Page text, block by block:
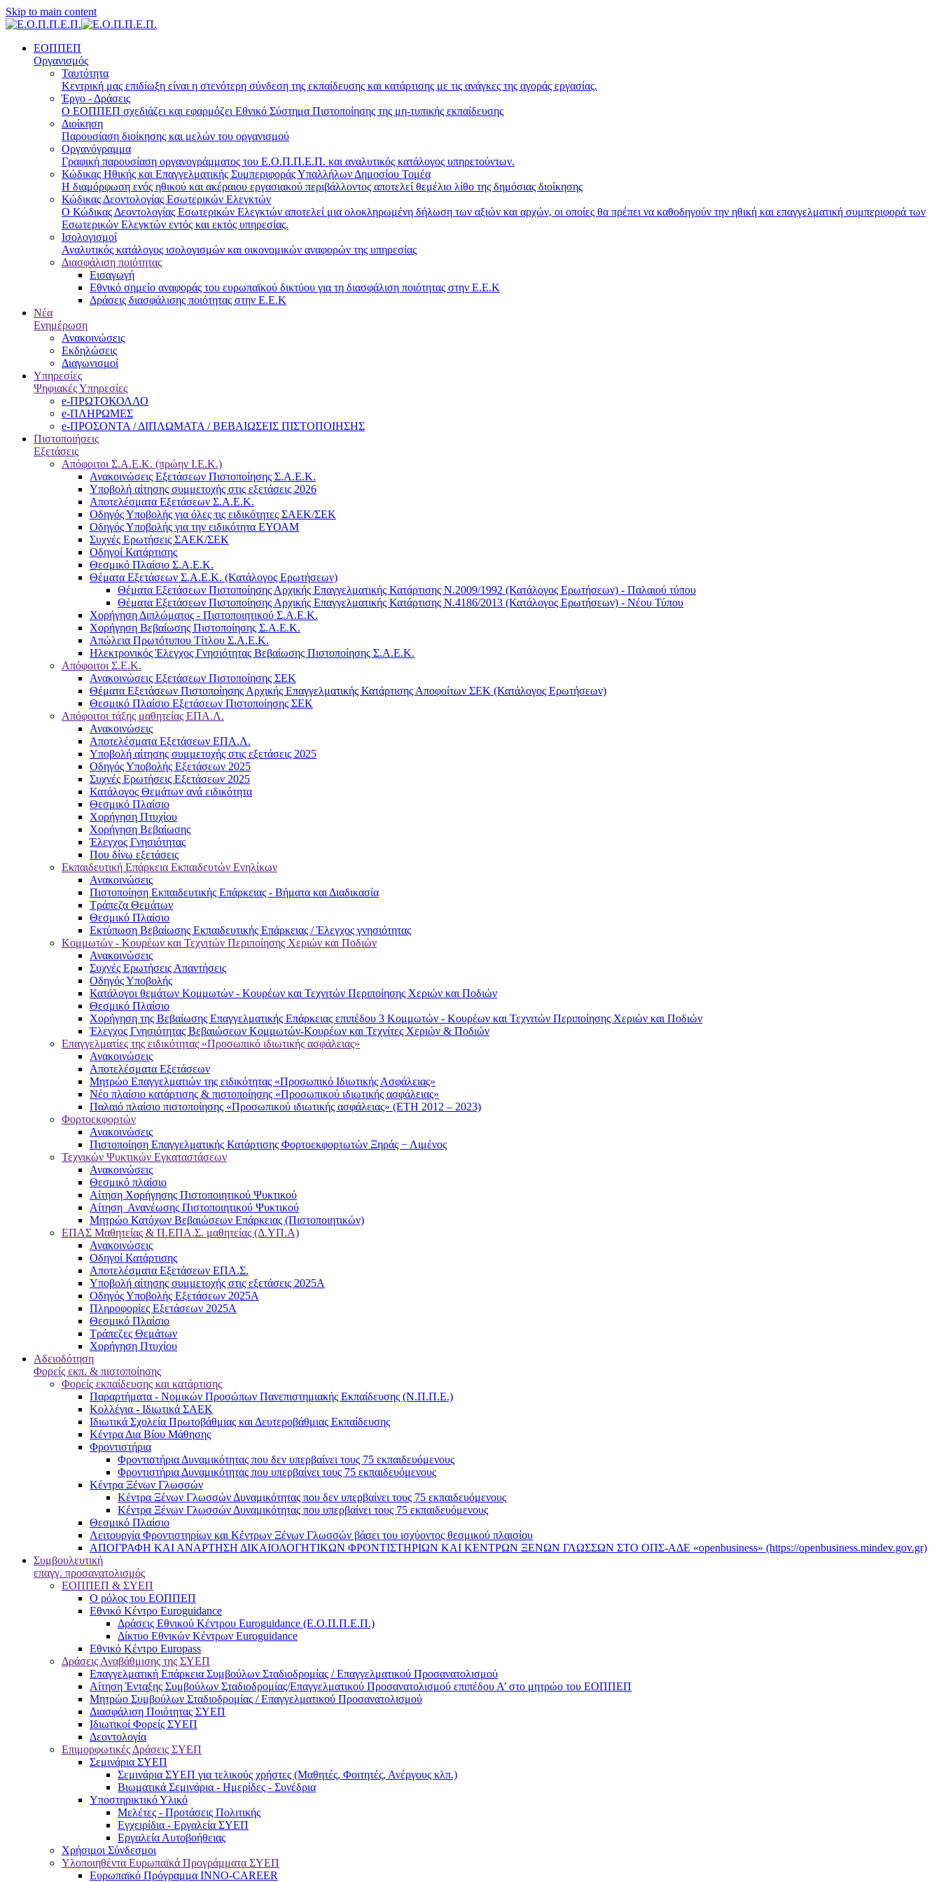
Skip to main content
ΕΟΠΠΕΠ
Οργανισμός
Ταυτότητα
Κεντρική μας επιδίωξη είναι η στενότερη σύνδεση της εκπαίδευσης και κατάρτισης με τις ανάγκες της αγοράς εργασίας.
Έργο - Δράσεις
Ο ΕΟΠΠΕΠ σχεδιάζει και εφαρμόζει Eθνικό Σύστημα Πιστοποίησης της μη-τυπικής εκπαίδευσης
Διοίκηση
Παρουσίαση διοίκησης και μελών του οργανισμού
Οργανόγραμμα
Γραφική παρουσίαση οργανογράμματος του Ε.Ο.Π.Π.Ε.Π. και αναλυτικός κατάλογος υπηρετούντων.
Κώδικας Ηθικής και Επαγγελματικής Συμπεριφοράς Υπαλλήλων Δημοσίου Τομέα
Η διαμόρφωση ενός ηθικού και ακέραιου εργασιακού περιβάλλοντος αποτελεί θεμέλιο λίθο της δημόσιας διοίκησης
Κώδικας Δεοντολογίας Εσωτερικών Ελεγκτών
Ο Κώδικας Δεοντολογίας Εσωτερικών Ελεγκτών αποτελεί μια ολοκληρωμένη δήλωση των αξιών και αρχών, οι οποίες θα πρέπει να καθοδηγούν την ηθική και επαγγελματική συμπεριφορά των
Εσωτερικών Ελεγκτών εντός και εκτός υπηρεσίας.
Ισολογισμοί
Αναλυτικός κατάλογος ισολογισμών και οικονομικών αναφορών της υπηρεσίας
Διασφάλιση ποιότητας
Εισαγωγή
Εθνικό σημείο αναφοράς του ευρωπαϊκού δικτύου για τη διασφάλιση ποιότητας στην Ε.Ε.Κ
Δράσεις διασφάλισης ποιότητας στην Ε.Ε.Κ
Νέα
Ενημέρωση
Ανακοινώσεις
Εκδηλώσεις
Διαγωνισμοί
Υπηρεσίες
Ψηφιακές Υπηρεσίες
e-ΠΡΩΤΟΚΟΛΛΟ
e-ΠΛΗΡΩΜΕΣ
e-ΠΡΟΣΟΝΤΑ / ΔΙΠΛΩΜΑΤΑ / ΒΕΒΑΙΩΣΕΙΣ ΠΙΣΤΟΠΟΙΗΣΗΣ
Πιστοποιήσεις
Εξετάσεις
Απόφοιτοι Σ.Α.Ε.Κ. (πρώην Ι.Ε.Κ.)
Ανακοινώσεις Εξετάσεων Πιστοποίησης Σ.Α.Ε.Κ.
Υποβολή αίτησης συμμετοχής στις εξετάσεις 2026
Αποτελέσματα Εξετάσεων Σ.Α.Ε.Κ.
Οδηγός Υποβολής για όλες τις ειδικότητες ΣΑΕΚ/ΣΕΚ
Οδηγός Υποβολής για την ειδικότητα ΕΥΟΑΜ
Συχνές Ερωτήσεις ΣΑΕΚ/ΣΕΚ
Οδηγοί Κατάρτισης
Θεσμικό Πλαίσιο Σ.Α.Ε.Κ.
Θέματα Εξετάσεων Σ.Α.Ε.Κ. (Κατάλογος Ερωτήσεων)
Θέματα Εξετάσεων Πιστοποίησης Αρχικής Επαγγελματικής Κατάρτισης Ν.2009/1992 (Κατάλογος Ερωτήσεων) - Παλαιού τύπου
Θέματα Εξετάσεων Πιστοποίησης Αρχικής Επαγγελματικής Κατάρτισης Ν.4186/2013 (Κατάλογος Ερωτήσεων) - Νέου Τύπου
Χορήγηση Διπλώματος - Πιστοποιητικού Σ.Α.Ε.Κ.
Χορήγηση Βεβαίωσης Πιστοποίησης Σ.Α.Ε.Κ.
Απώλεια Πρωτότυπου Τίτλου Σ.Α.Ε.Κ.
Ηλεκτρονικός Έλεγχος Γνησιότητας Βεβαίωσης Πιστοποίησης Σ.Α.Ε.Κ.
Απόφοιτοι Σ.Ε.Κ.
Ανακοινώσεις Εξετάσεων Πιστοποίησης ΣΕΚ
Θέματα Εξετάσεων Πιστοποίησης Αρχικής Επαγγελματικής Κατάρτισης Αποφοίτων ΣΕΚ (Κατάλογος Ερωτήσεων)
Θεσμικό Πλαίσιο Εξετάσεων Πιστοποίησης ΣΕΚ
Απόφοιτοι τάξης μαθητείας ΕΠΑ.Λ.
Ανακοινώσεις
Αποτελέσματα Εξετάσεων ΕΠΑ.Λ.
Υποβολή αίτησης συμμετοχής στις εξετάσεις 2025
Οδηγός Υποβολής Εξετάσεων 2025
Συχνές Ερωτήσεις Εξετάσεων 2025
Κατάλογος Θεμάτων ανά ειδικότητα
Θεσμικό Πλαίσιο
Χορήγηση Πτυχίου
Χορήγηση Βεβαίωσης
Έλεγχος Γνησιότητας
Που δίνω εξετάσεις
Εκπαιδευτική Επάρκεια Εκπαιδευτών Ενηλίκων
Ανακοινώσεις
Πιστοποίηση Εκπαιδευτικής Επάρκειας - Βήματα και Διαδικασία
Τράπεζα Θεμάτων
Θεσμικό Πλαίσιο
Εκτύπωση Βεβαίωσης Εκπαιδευτικής Επάρκειας / Έλεγχος γνησιότητας
Κομμωτών - Κουρέων και Τεχνιτών Περιποίησης Χεριών και Ποδιών
Ανακοινώσεις
Συχνές Ερωτήσεις Απαντήσεις
Οδηγός Υποβολής
Κατάλογοι θεμάτων Κομμωτών - Κουρέων και Τεχνιτών Περιποίησης Χεριών και Ποδιών
Θεσμικό Πλαίσιο
Χορήγηση της Βεβαίωσης Επαγγελματικής Επάρκειας επιπέδου 3 Κομμωτών - Κουρέων και Τεχνιτών Περιποίησης Χεριών και Ποδιών
Έλεγχος Γνησιότητας Βεβαιώσεων Κομμωτών-Κουρέων και Τεχνίτες Χεριών & Ποδιών
Επαγγελματίες της ειδικότητας «Προσωπικό ιδιωτικής ασφάλειας»
Ανακοινώσεις
Αποτελέσματα Εξετάσεων
Μητρώο Επαγγελματιών της ειδικότητας «Προσωπικό Ιδιωτικής Ασφάλειας»
Νέο πλαίσιο κατάρτισης & πιστοποίησης «Προσωπικού ιδιωτικής ασφάλειας»
Παλαιό πλαίσιο πιστοποίησης «Προσωπικού ιδιωτικής ασφάλειας» (ΕΤΗ 2012 – 2023)
Φορτοεκφορτών
Ανακοινώσεις
Πιστοποίηση Επαγγελματικής Κατάρτισης Φορτοεκφορτωτών Ξηράς − Λιμένος
Τεχνικών Ψυκτικών Εγκαταστάσεων
Ανακοινώσεις
Θεσμικό πλαίσιο
Αίτηση Χορήγησης Πιστοποιητικού Ψυκτικού
Αίτηση Ανανέωσης Πιστοποιητικού Ψυκτικού
Μητρώο Κατόχων Βεβαιώσεων Επάρκειας (Πιστοποιητικών)
ΕΠΑΣ Μαθητείας & Π.ΕΠΑ.Σ. μαθητείας (Δ.ΥΠ.Α)
Ανακοινώσεις
Oδηγοί Κατάρτισης
Αποτελέσματα Εξετάσεων ΕΠΑ.Σ.
Υποβολή αίτησης συμμετοχής στις εξετάσεις 2025Α
Οδηγός Υποβολής Εξετάσεων 2025A
Πληροφορίες Εξετάσεων 2025Α
Θεσμικό Πλαίσιο
Τράπεζες Θεμάτων
Χορήγηση Πτυχίου
Αδειοδότηση
Φορείς εκπ. & πιστοποίησης
Φορείς εκπαίδευσης και κατάρτισης
Παραρτήματα - Νομικών Προσώπων Πανεπιστημιακής Εκπαίδευσης (Ν.Π.Π.Ε.)
Κολλέγια - Ιδιωτικά ΣΑΕΚ
Ιδιωτικά Σχολεία Πρωτοβάθμιας και Δευτεροβάθμιας Εκπαίδευσης
Κέντρα Δια Βίου Μάθησης
Φροντιστήρια
Φροντιστήρια Δυναμικότητας που δεν υπερβαίνει τους 75 εκπαιδευόμενους
Φροντιστήρια Δυναμικότητας που υπερβαίνει τους 75 εκπαιδευόμενους
Κέντρα Ξένων Γλωσσών
Kέντρα Ξένων Γλωσσών Δυναμικότητας που δεν υπερβαίνει τους 75 εκπαιδευόμενους
Kέντρα Ξένων Γλωσσών Δυναμικότητας που υπερβαίνει τους 75 εκπαιδευόμενους
Θεσμικό Πλαίσιο
Λειτουργία Φροντιστηρίων και Κέντρων Ξένων Γλωσσών βάσει του ισχύοντος θεσμικού πλαισίου
ΑΠΟΓΡΑΦΗ ΚΑΙ ΑΝΑΡΤΗΣΗ ΔΙΚΑΙΟΛΟΓΗΤΙΚΩΝ ΦΡΟΝΤΙΣΤΗΡΙΩΝ ΚΑΙ ΚΕΝΤΡΩΝ ΞΕΝΩΝ ΓΛΩΣΣΩΝ ΣΤΟ ΟΠΣ-ΑΔΕ «openbusiness» (https://openbusiness.mindev.gov.gr)
Συμβουλευτική
επαγγ. προσανατολισμός
ΕΟΠΠΕΠ & ΣΥΕΠ
Ο ρόλος του ΕΟΠΠΕΠ
Εθνικό Κέντρο Euroguidance
Δράσεις Εθνικού Κέντρου Euroguidance (Ε.Ο.Π.Π.Ε.Π.)
Δίκτυο Εθνικών Κέντρων Euroguidance
Εθνικό Κέντρο Europass
Δράσεις Αναβάθμισης της ΣΥΕΠ
Επαγγελματική Επάρκεια Συμβούλων Σταδιοδρομίας / Επαγγελματικού Προσανατολισμού
Αίτηση Ένταξης Συμβούλων Σταδιοδρομίας/Επαγγελματικού Προσανατολισμού επιπέδου Α’ στο μητρώο του ΕΟΠΠΕΠ
Μητρώο Συμβούλων Σταδιοδρομίας / Επαγγελματικού Προσανατολισμού
Διασφάλιση Ποιότητας ΣΥΕΠ
Ιδιωτικοί Φορείς ΣΥΕΠ
Δεοντολογία
Επιμορφωτικές Δράσεις ΣΥΕΠ
Σεμινάρια ΣΥΕΠ
Σεμινάρια ΣΥΕΠ για τελικούς χρήστες (Μαθητές, Φοιτητές, Ανέργους κλπ.)
Βιωματικά Σεμινάρια - Ημερίδες - Συνέδρια
Υποστηρικτικό Υλικό
Μελέτες - Προτάσεις Πολιτικής
Εγχειρίδια - Εργαλεία ΣΥΕΠ
Εργαλεία Αυτοβοήθειας
Χρήσιμοι Σύνδεσμοι
Υλοποιηθέντα Ευρωπαϊκά Προγράμματα ΣΥΕΠ
Ευρωπαϊκό Πρόγραμμα INNO-CAREER